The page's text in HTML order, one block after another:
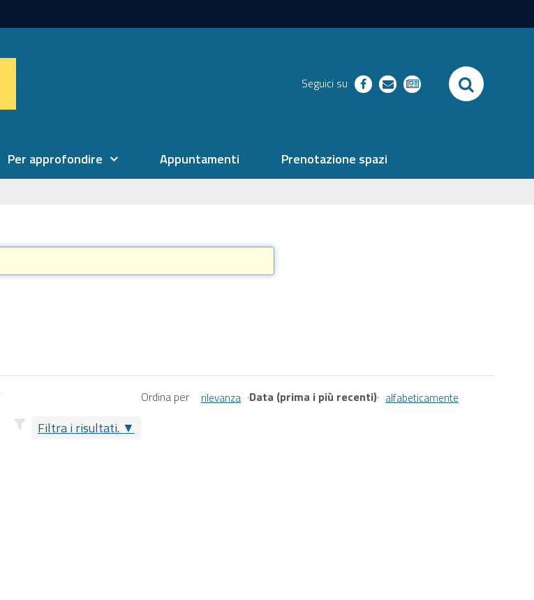
Seguici su facebookrichiestenewsletter SEARCH
Per approfondire Appuntamenti Prenotazione spazi
Filtra i risultati.
Ordina per rilevanza ·Data (prima i più recenti)· alfabeticamente